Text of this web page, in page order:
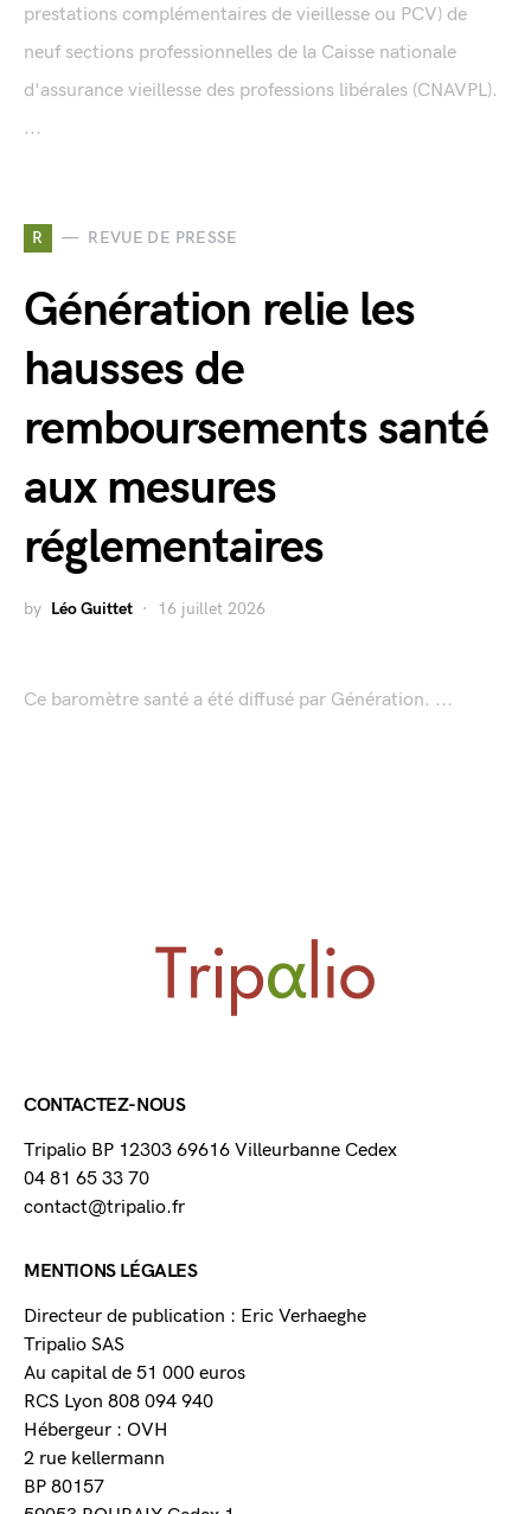
prestations complémentaires de vieillesse ou PCV) de
neuf sections professionnelles de la Caisse nationale
d'assurance vieillesse des professions libérales (CNAVPL).
...
R REVUE DE PRESSE
Génération relie les
hausses de
remboursements santé
aux mesures
réglementaires
by Léo Guittet 16 juillet 2026
Ce baromètre santé a été diffusé par Génération. ...
CONTACTEZ-NOUS
Tripalio BP 12303 69616 Villeurbanne Cedex
04 81 65 33 70
contact@tripalio.fr
MENTIONS LÉGALES
Directeur de publication : Eric Verhaeghe
Tripalio SAS
Au capital de 51 000 euros
RCS Lyon 808 094 940
Hébergeur : OVH
2 rue kellermann
BP 80157